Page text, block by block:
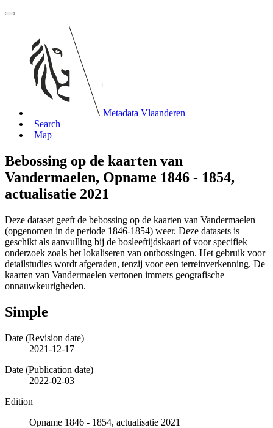
Metadata Vlaanderen
Search
Map
Bebossing op de kaarten van
Vandermaelen, Opname 1846 - 1854,
actualisatie 2021
Deze dataset geeft de bebossing op de kaarten van Vandermaelen
(opgenomen in de periode 1846-1854) weer. Deze datasets is
geschikt als aanvulling bij de bosleeftijdskaart of voor specifiek
onderzoek zoals het lokaliseren van ontbossingen. Het gebruik voor
detailstudies wordt afgeraden, tenzij voor een terreinverkenning. De
kaarten van Vandermaelen vertonen immers geografische
onnauwkeurigheden.
Simple
Date (Revision date)
2021-12-17
Date (Publication date)
2022-02-03
Edition
Opname 1846 - 1854, actualisatie 2021